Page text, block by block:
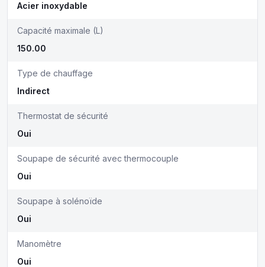
Acier inoxydable
Capacité maximale (L)
150.00
Type de chauffage
Indirect
Thermostat de sécurité
Oui
Soupape de sécurité avec thermocouple
Oui
Soupape à solénoïde
Oui
Manomètre
Oui